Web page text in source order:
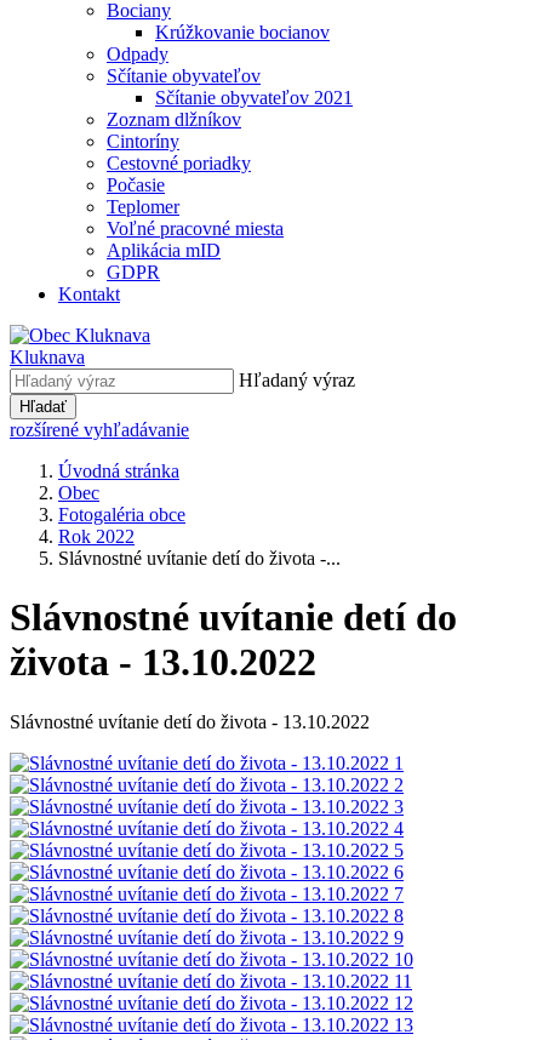
Bociany
Krúžkovanie bocianov
Odpady
Sčítanie obyvateľov
Sčítanie obyvateľov 2021
Zoznam dlžníkov
Cintoríny
Cestovné poriadky
Počasie
Teplomer
Voľné pracovné miesta
Aplikácia mID
GDPR
Kontakt
Kluknava
Hľadaný výraz
Hľadať
rozšírené vyhľadávanie
Úvodná stránka
Obec
Fotogaléria obce
Rok 2022
Slávnostné uvítanie detí do života -...
Slávnostné uvítanie detí do
života - 13.10.2022
Slávnostné uvítanie detí do života - 13.10.2022